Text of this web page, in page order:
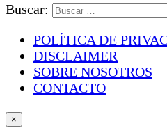
Buscar:
POLÍTICA DE
DISCLAIMER
SOBRE NOSOTROS
CONTACTO
×